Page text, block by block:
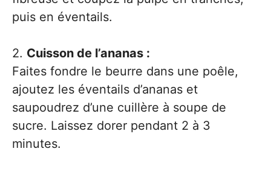
puis en éventails.
2. Cuisson de l’ananas :
Faites fondre le beurre dans une poêle,
ajoutez les éventails d’ananas et
saupoudrez d’une cuillère à soupe de
sucre. Laissez dorer pendant 2 à 3
minutes.